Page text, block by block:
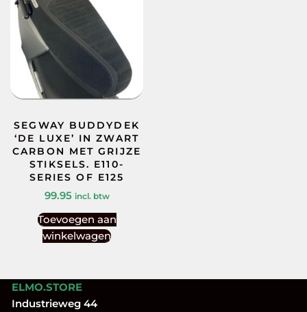
SEGWAY BUDDYDEK
‘DE LUXE’ IN ZWART
CARBON MET GRIJZE
STIKSELS. E110-
SERIES OF E125
99.95 incl. btw
Toevoegen aan
winkelwagen
ELMO.STORE
Industrieweg 44